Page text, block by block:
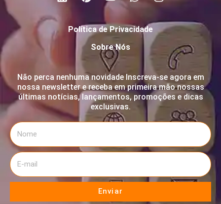
Política de Privacidade
Sobre Nós
Não perca nenhuma novidade Inscreva-se agora em
nossa newsletter e receba em primeira mão nossas
últimas notícias, lançamentos, promoções e dicas
exclusivas.
Enviar